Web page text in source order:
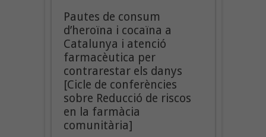
Pautes de consum
d’heroïna i cocaïna a
Catalunya i atenció
farmacèutica per
contrarestar els danys
[Cicle de conferències
sobre Reducció de riscos
en la farmàcia
comunitària]